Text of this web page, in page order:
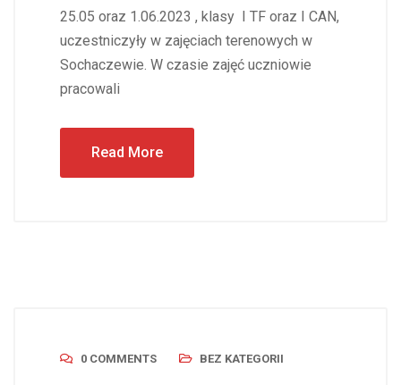
25.05 oraz 1.06.2023 , klasy I TF oraz I CAN,
uczestniczyły w zajęciach terenowych w
Sochaczewie. W czasie zajęć uczniowie
pracowali
Read More
0 COMMENTS BEZ KATEGORII